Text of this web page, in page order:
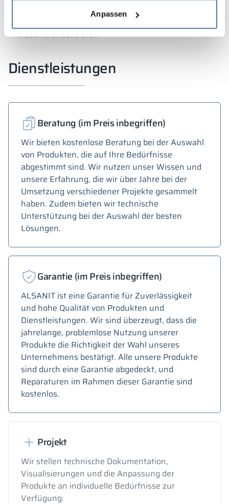
Anpassen
Die Farben der Materialien in der RAL-Bezeichnung sind nur
zur Orientierung angegeben, die angezeigten Dekore können
je nach Monitorparametern und -einstellungen von den
tatsächlichen abweichen.
Dienstleistungen
Beratung (im Preis inbegriffen)
Wir bieten kostenlose Beratung bei der Auswahl
von Produkten, die auf Ihre Bedürfnisse
abgestimmt sind. Wir nutzen unser Wissen und
unsere Erfahrung, die wir über Jahre bei der
Umsetzung verschiedener Projekte gesammelt
haben. Zudem bieten wir technische
Unterstützung bei der Auswahl der besten
Lösungen.
Garantie (im Preis inbegriffen)
ALSANIT ist eine Garantie für Zuverlässigkeit
und hohe Qualität von Produkten und
Dienstleistungen. Wir sind überzeugt, dass die
jahrelange, problemlose Nutzung unserer
Produkte die Richtigkeit der Wahl unseres
Unternehmens bestätigt. Alle unsere Produkte
sind durch eine Garantie abgedeckt, und
Reparaturen im Rahmen dieser Garantie sind
kostenlos.
Projekt
Wir stellen technische Dokumentation,
Visualisierungen und die Anpassung der
Produkte an individuelle Bedürfnisse zur
Verfügung.